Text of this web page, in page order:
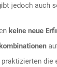
jedoch auch
keine neue
praktizierten die